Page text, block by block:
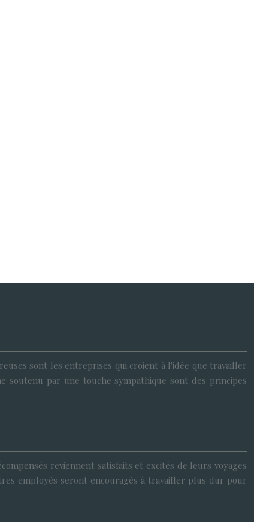
sont les entreprises qui croient à l'idée que travailler
soutenu par une touche sympathique sont des principes
reviennent satisfaits et excités de leurs voyages
employés seront encouragés à travailler plus dur pour